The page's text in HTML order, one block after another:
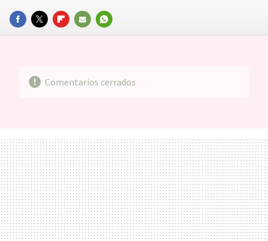
FACEBOOKTWITTERFLIPBOARD
E-
WHATSAPP
Comentarios cerrados